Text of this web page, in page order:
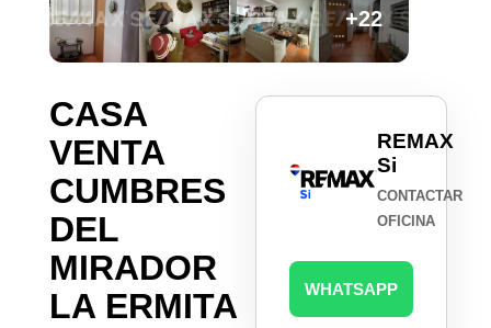
+22
CASA
VENTA
CUMBRES
DEL
MIRADOR
LA ERMITA
REMAX
Si
CONTACTAR
OFICINA
WHATSAPP